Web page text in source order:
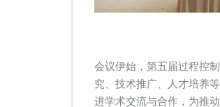
会议伊始，第五届过程控
究、技术推广、人才培养
进学术交流与合作，为推